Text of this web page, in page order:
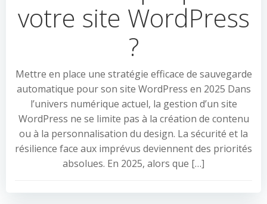
votre site WordPress
?
Mettre en place une stratégie efficace de sauvegarde
automatique pour son site WordPress en 2025 Dans
l’univers numérique actuel, la gestion d’un site
WordPress ne se limite pas à la création de contenu
ou à la personnalisation du design. La sécurité et la
résilience face aux imprévus deviennent des priorités
absolues. En 2025, alors que […]